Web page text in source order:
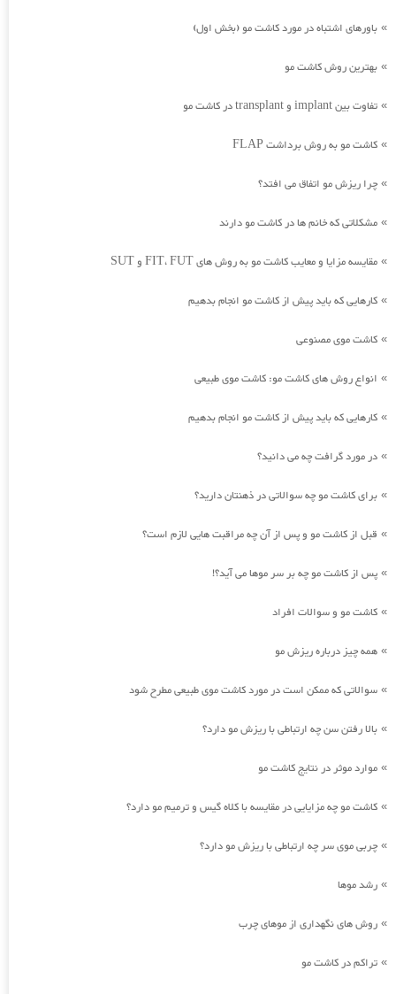
» باورهای اشتباه در مورد کاشت مو (بخش اول)
» بهترین روش کاشت مو
» تفاوت بین implant و transplant در کاشت مو
» کاشت مو به روش برداشت FLAP
» چرا ریزش مو اتفاق می افتد؟
» مشکلاتی که خانم ها در کاشت مو دارند
» مقایسه مزایا و معایب کاشت مو به روش های FIT، FUT و SUT
» کارهایی که باید پیش از کاشت مو انجام بدهیم
» کاشت موی مصنوعی
» انواع روش های کاشت مو: کاشت موی طبیعی
» کارهایی که باید پیش از کاشت مو انجام بدهیم
» در مورد گرافت چه می دانید؟
» برای کاشت مو چه سوالاتی در ذهنتان دارید؟
» قبل از کاشت مو و پس از آن چه مراقبت هایی لازم است؟
» پس از کاشت مو چه بر سر موها می آید؟!
» کاشت مو و سوالات افراد
» همه چیز درباره ریزش مو
» سوالاتی که ممکن است در مورد کاشت موی طبیعی مطرح شود
» بالا رفتن سن چه ارتباطی با ریزش مو دارد؟
» موارد موثر در نتایج کاشت مو
» کاشت مو چه مزایایی در مقایسه با کلاه گیس و ترمیم مو دارد؟
» چربی موی سر چه ارتباطی با ریزش مو دارد؟
» رشد موها
» روش های نگهداری از موهای چرب
» تراکم در کاشت مو